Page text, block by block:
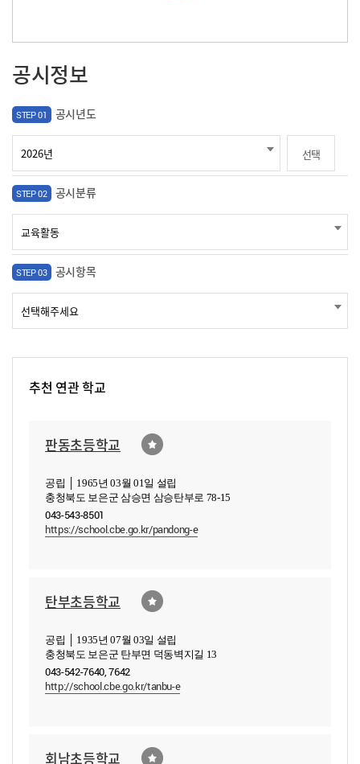
공시정보
STEP 01 공시년도
선택
STEP 02 공시분류
STEP 03 공시항목
추천 연관 학교
판동초등학교
공립 │ 1965년 03월 01일 설립
충청북도 보은군 삼승면 삼승탄부로 78-15
043-543-8501
https://school.cbe.go.kr/pandong-e
탄부초등학교
공립 │ 1935년 07월 03일 설립
충청북도 보은군 탄부면 덕동벽지길 13
043-542-7640, 7642
http://school.cbe.go.kr/tanbu-e
회남초등학교